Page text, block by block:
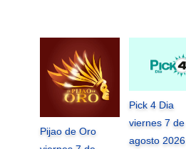
Pijao de Oro
Pick 4 Dia
viernes 7 de
agosto 2026